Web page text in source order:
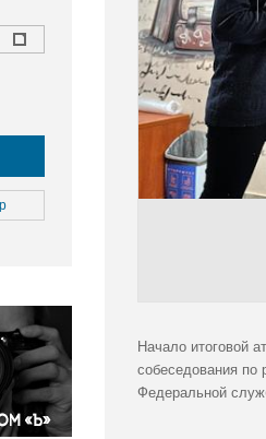
Начало итоговой
собеседования по
Федеральной